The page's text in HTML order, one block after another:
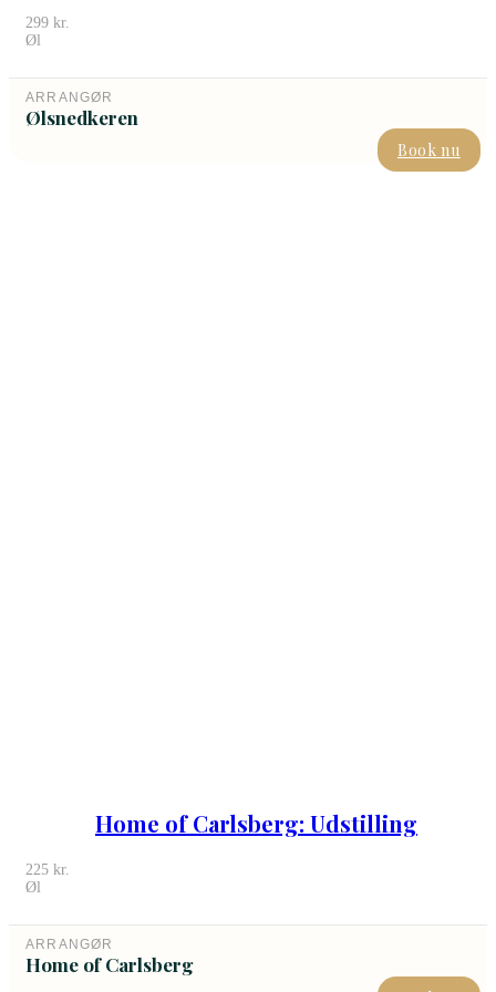
299 kr.
Øl
ARRANGØR
Ølsnedkeren
Book nu
Home of Carlsberg: Udstilling
225 kr.
Øl
ARRANGØR
Home of Carlsberg